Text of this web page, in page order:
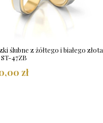
ślubne z żółtego i białego złota
47ZB
zł